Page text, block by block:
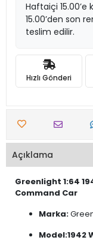
Haftaiçi 15.00’e
15.00’den son
teslim edilir.
Hızlı Gönderi
Açıklama
Greenlight 1:64
Command Car
Marka:
Model:1942